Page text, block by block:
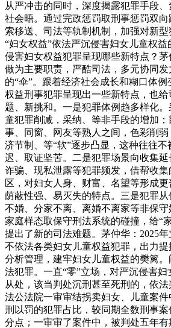
从严冲击的同时，深度揭露犯罪手段
社会晤。通过完政惩罚取刑事惩罚双
索移送、司法等轨制机制，加强对新
“妇女权益”依法严沉侵害妇女儿童权益
侵害妇女权益犯罪呈现哪些新特点？
做为主要职责，严酷司法，多元协同
的“伞”。跟着经济社会成长和糊口体
权益刑事犯罪呈现出一些新特点，也
题、新挑和。一是犯罪体例趋多样化
童犯罪削减，采纳、等非手段的增加
事、同窗、网友等熟人之间，色彩削
济节制、等“软”逐步凸显，这种往往
迟、取证坚苦。二是犯罪场景向收集延
诈骗、现私泄露等犯罪频发，借帮收
区，对妇女人身、财富、名望等形成
荫蔽性强、易灭失的特点。三是犯罪
不婚、分家不离、离婚不离家等非保
家庭样态取保守刑法系统的碰撞，给“
提出了新的司法难题。茅仲华：2025
不依法各类妇女儿童权益犯罪，出力
分析管理，建牢妇女儿童权益的樊篱
法犯罪。一直“零”立场，对严沉侵害
从处，该当判处沉刑甚至死刑的，依
法公法院一审审结拐卖妇女、儿童案
刑以罚的犯罪占比，较同期全数刑事
分点；一审审了案件中，被判处五年有